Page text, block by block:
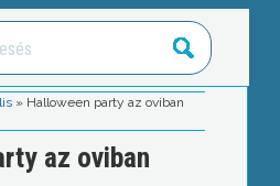
» Halloween party az oviban
az oviban